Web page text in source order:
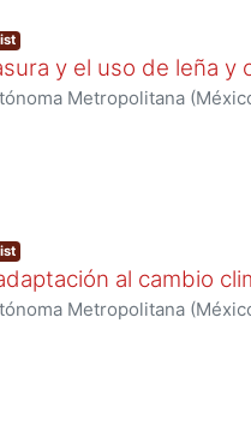
y el uso de leña
Metropolitana
al cambio
Metropolitana